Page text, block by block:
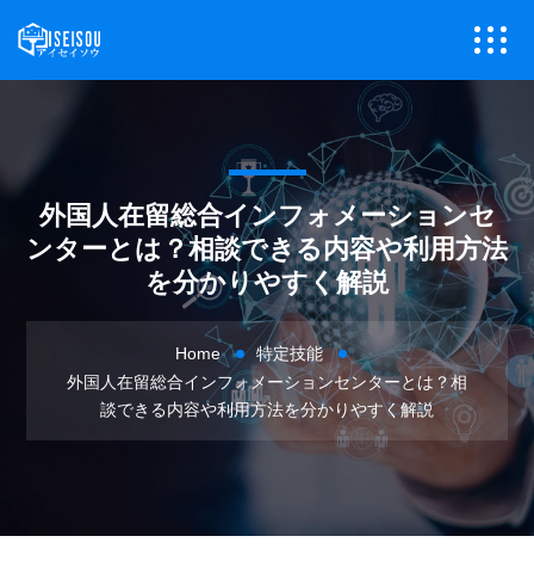
外国人在留総合インフォメーションセ
ンターとは？相談できる内容や利用方法
を分かりやすく解説
Home
特定技能
外国人在留総合インフォメーションセンターとは？相
談できる内容や利用方法を分かりやすく解説